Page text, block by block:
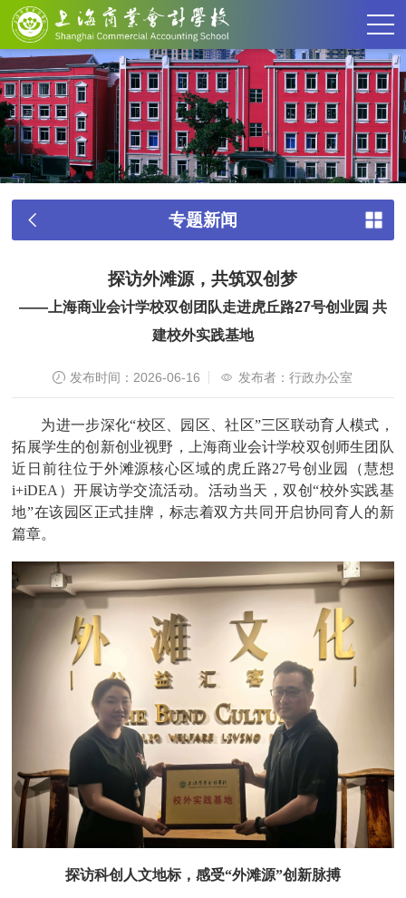
专题新闻
探访外滩源，共筑双创梦
——上海商业会计学校双创团队走进虎丘路27号创业园 共
建校外实践基地
发布时间：2026-06-16 发布者：行政办公室
为进一步深化“校区、园区、社区”三区联动育人模式，
拓展学生的创新创业视野，上海商业会计学校双创师生团队
近日前往位于外滩源核心区域的虎丘路27号创业园（慧想
i+iDEA）开展访学交流活动。活动当天，双创“校外实践基
地”在该园区正式挂牌，标志着双方共同开启协同育人的新
篇章。
探访科创人文地标，感受“外滩源”创新脉搏